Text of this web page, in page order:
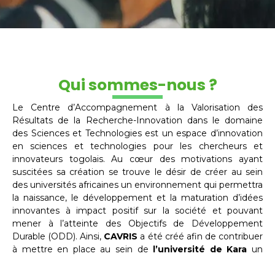
Qui sommes-nous ?
Le Centre d’Accompagnement à la Valorisation des
Résultats de la Recherche-Innovation dans le domaine
des Sciences et Technologies est un espace d’innovation
en sciences et technologies pour les chercheurs et
innovateurs togolais. Au cœur des motivations ayant
suscitées sa création se trouve le désir de créer au sein
des universités africaines un environnement qui permettra
la naissance, le développement et la maturation d’idées
innovantes à impact positif sur la société et pouvant
mener à l’atteinte des Objectifs de Développement
Durable (ODD). Ainsi, CAVRIS a été créé afin de contribuer
à mettre en place au sein de
l’université de Kara un